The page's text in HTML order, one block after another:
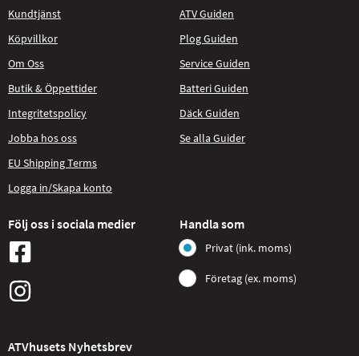
Kundtjänst
Köpvillkor
Om Oss
Butik & Öppettider
Integritetspolicy
Jobba hos oss
EU Shipping Terms
Logga in/Skapa konto
ATV Guiden
Plog Guiden
Service Guiden
Batteri Guiden
Däck Guiden
Se alla Guider
Följ oss i sociala medier Handla som
Privat (ink. moms)
Företag (ex. moms)
ATVhusets Nyhetsbrev